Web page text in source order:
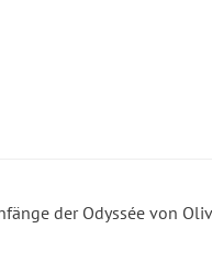
der Odyssée von